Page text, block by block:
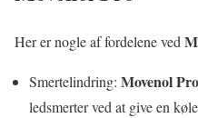
Her er nogle af fordelene ved
Smertelindring: Movenol Pro
ledsmerter ved at give en